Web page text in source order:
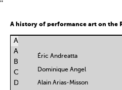
''
A history of performance art on the
ALL
A
B
C
D
Éric Andreatta
Dominique Angel
Alain Arias-Misson